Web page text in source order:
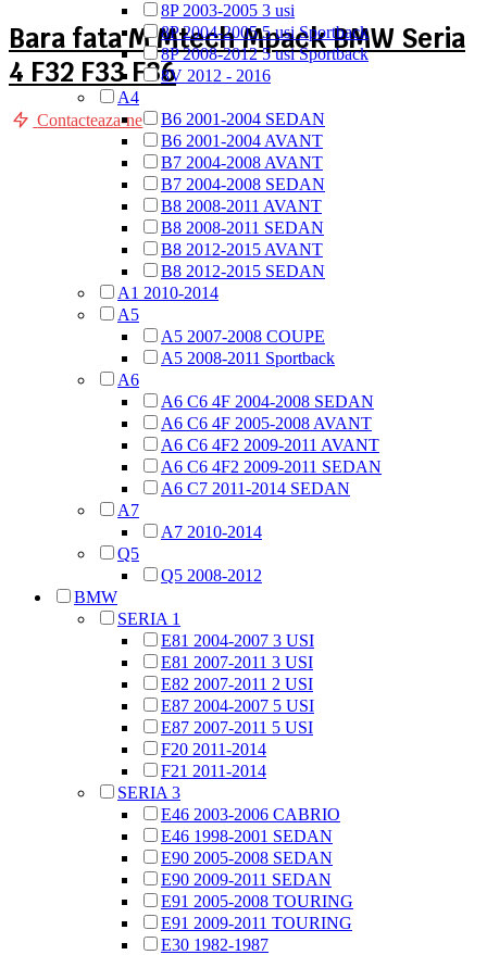
Bara fata M Mtech Mpack BMW Seria
4 F32 F33 F36
Contacteaza-ne
8P 2003-2005 3 usi
8P 2004-2005 5 usi Sportback
8P 2008-2012 5 usi Sportback
8V 2012 - 2016
A4
B6 2001-2004 SEDAN
B6 2001-2004 AVANT
B7 2004-2008 AVANT
B7 2004-2008 SEDAN
B8 2008-2011 AVANT
B8 2008-2011 SEDAN
B8 2012-2015 AVANT
B8 2012-2015 SEDAN
A1 2010-2014
A5
A5 2007-2008 COUPE
A5 2008-2011 Sportback
A6
A6 C6 4F 2004-2008 SEDAN
A6 C6 4F 2005-2008 AVANT
A6 C6 4F2 2009-2011 AVANT
A6 C6 4F2 2009-2011 SEDAN
A6 C7 2011-2014 SEDAN
A7
A7 2010-2014
Q5
Q5 2008-2012
BMW
SERIA 1
E81 2004-2007 3 USI
E81 2007-2011 3 USI
E82 2007-2011 2 USI
E87 2004-2007 5 USI
E87 2007-2011 5 USI
F20 2011-2014
F21 2011-2014
SERIA 3
E46 2003-2006 CABRIO
E46 1998-2001 SEDAN
E90 2005-2008 SEDAN
E90 2009-2011 SEDAN
E91 2005-2008 TOURING
E91 2009-2011 TOURING
E30 1982-1987